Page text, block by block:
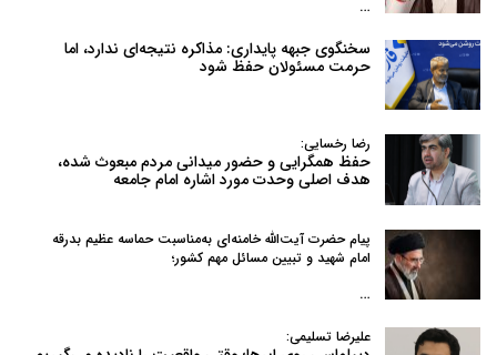
…
سخنگوی جبهه پایداری: مذاکره نتیجه‌ای ندارد، اما
حرمت مسئولان حفظ شود
رضا رخسایی:
حفظ همگرایی و حضور میدانی مردم مبعوث شده،
هدف اصلی وحدت مورد اشاره امام جامعه
پیام حضرت آیت‌الله خامنه‌ای به‌مناسبت حماسه عظیم بدرقه
امام شهید و تبیین مسائل مهم کشور؛
…
علیرضا تسلیمی: